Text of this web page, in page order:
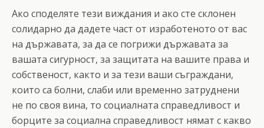
Ако споделяте тези виждания и ако сте склонен
солидарно да дадете част от изработеното от вас
на държавата, за да се погрижи държавата за
вашата сигурност, за защитата на вашите права и
собственост, както и за тези ваши съграждани,
които са болни, слаби или временно затруднени
не по своя вина, то социалната справедливост и
борците за социална справедливост нямат с какво